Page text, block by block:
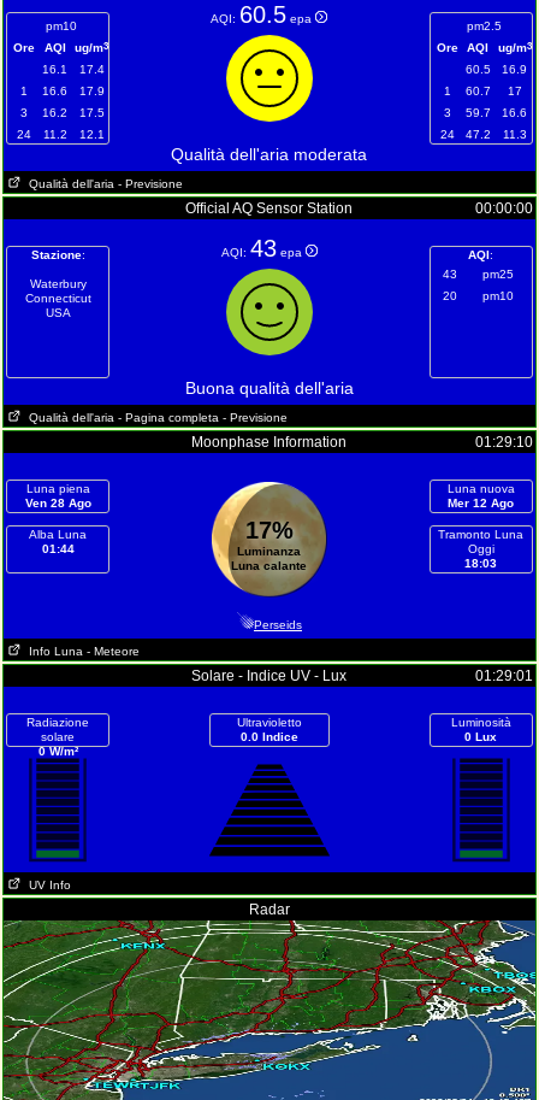
pm10
Ore
AQI ug/m3
16.1
17.4
1
16.6
17.9
3
16.2
17.5
24
11.2 12.1
AQI: 60.5 epa
pm2.5
Ore
AQI ug/m3
60.5
16.9
1
60.7
17
3
59.7
16.6
24
47.2 11.3
Qualità dell'aria moderata
Qualità dell'aria - Previsione
Official AQ Sensor Station 00:00:00
Stazione:
Waterbury
Connecticut
USA
AQI: 43 epa AQI:
43
pm25
20
pm10
Buona qualità dell'aria
Qualità dell'aria - Pagina completa - Previsione
Moonphase Information 01:29:10
Luna piena
Ven 28 Ago
Alba Luna
01:44
17%
Luminanza
Luna calante
Luna nuova
Mer 12 Ago
Tramonto Luna
Oggi
18:03
Perseids
Info Luna - Meteore
Solare - Indice UV - Lux 01:29:01
Radiazione
solare
0 W/m²
Ultravioletto
0.0 Indice
Luminosità
0 Lux
UV Info
Radar